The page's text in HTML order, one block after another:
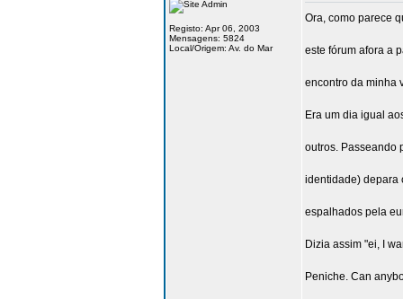
Registo: Apr 06, 2003
Mensagens: 5824
Local/Origem: Av. do Mar
Ora, como parece
este fórum afora a
encontro da minha
Era um dia igual
outros. Passeando
identidade) depara
espalhados pela
Dizia assim "ei, I
Peniche. Can